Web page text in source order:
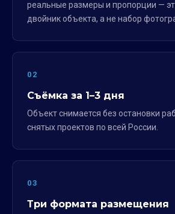
реальные размеры и пропорции —
двойник объекта, а не набор
02
Съёмка за 1–3 дня
Объект снимается без остановки
снятых проектов по всей России.
03
Три формата размещения